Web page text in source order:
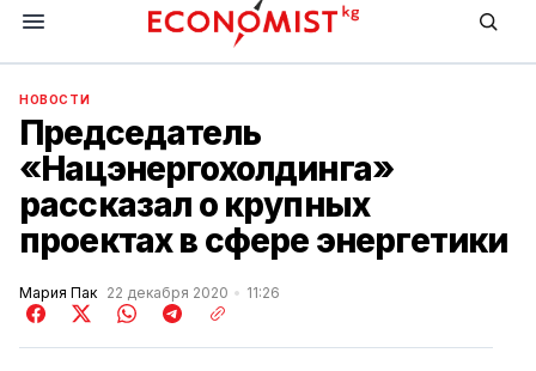
Economist.kg
НОВОСТИ
Председатель
«Нацэнергохолдинга»
рассказал о крупных
проектах в сфере энергетики
Мария Пак 22 декабря 2020 11:26